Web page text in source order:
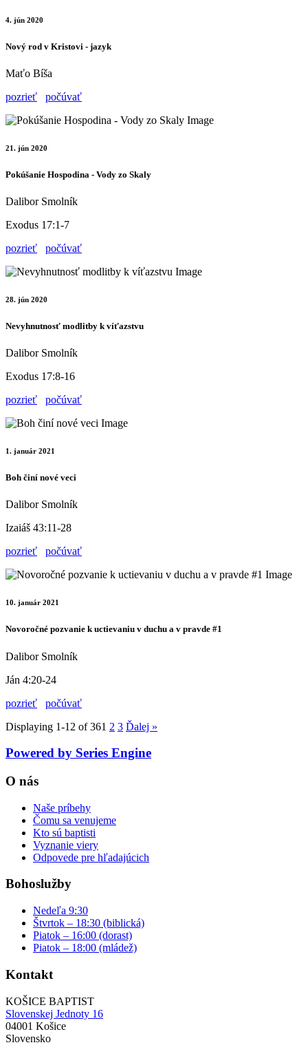
4. jún 2020
Nový rod v Kristovi - jazyk
Maťo Bíša
pozrieť
počúvať
21. jún 2020
Pokúšanie Hospodina - Vody zo Skaly
Dalibor Smolník
Exodus 17:1-7
pozrieť
počúvať
28. jún 2020
Nevyhnutnosť modlitby k víťazstvu
Dalibor Smolník
Exodus 17:8-16
pozrieť
počúvať
1. január 2021
Boh činí nové veci
Dalibor Smolník
Izaiáš 43:11-28
pozrieť
počúvať
10. január 2021
Novoročné pozvanie k uctievaniu v duchu a v pravde #1
Dalibor Smolník
Ján 4:20-24
pozrieť
počúvať
Displaying 1-12 of 361 2 3 Ďalej »
Powered by Series Engine
O nás
Naše príbehy
Čomu sa venujeme
Kto sú baptisti
Vyznanie viery
Odpovede pre hľadajúcich
Bohoslužby
Nedeľa 9:30
Štvrtok – 18:30 (biblická)
Piatok – 16:00 (dorast)
Piatok – 18:00 (mládež)
Kontakt
KOŠICE BAPTIST
Slovenskej Jednoty 16
04001 Košice
Slovensko